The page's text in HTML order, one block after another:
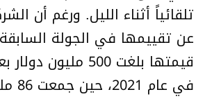
تلقائياً أثناء الليل. ورغم أن
عن تقييمها في الجولة
قيمتها بلغت 500
في